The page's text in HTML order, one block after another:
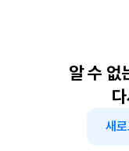
알 수 없
새